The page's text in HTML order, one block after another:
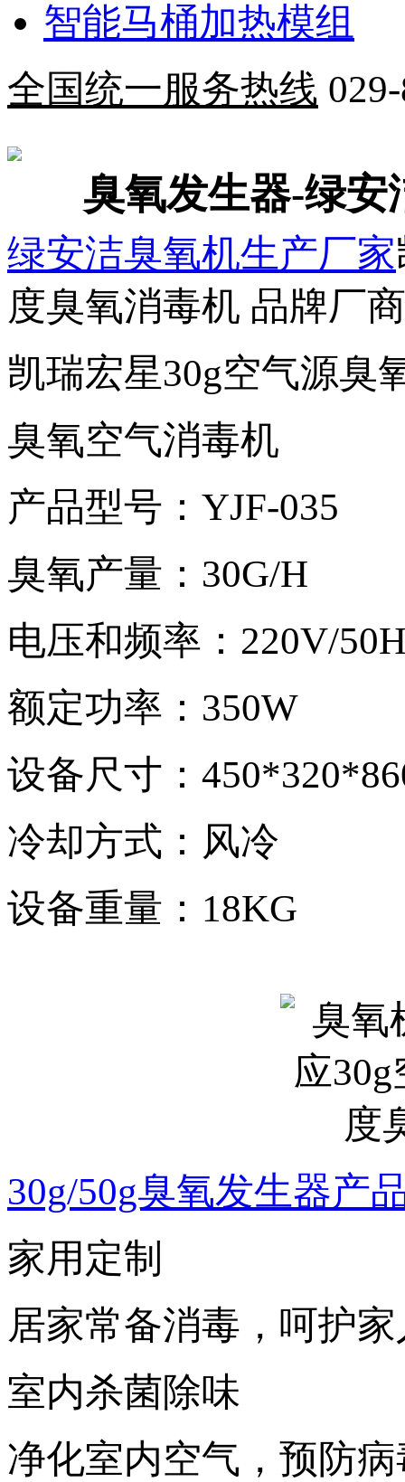
智能马桶加热模组
全国统一服务热线
臭氧发生器-绿安
绿安洁臭氧机生产厂家
度臭氧消毒机 品牌厂商
凯瑞宏星30g空气源臭
臭氧空气消毒机
产品型号： YJF-035
臭氧产量： 30G/H
电压和频率： 220V/
额定功率： 350W
设备尺寸：
冷却方式：风冷
设备重量： 18KG
30g/50g臭氧发生器产
家用定制
居家常备消毒，呵护
室内杀菌除味
净化室内空气，预防